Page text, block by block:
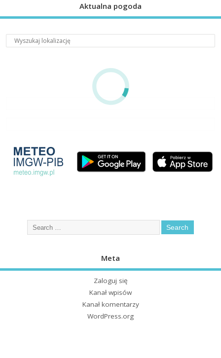
Aktualna pogoda
Meta
Zaloguj się
Kanał wpisów
Kanał komentarzy
WordPress.org